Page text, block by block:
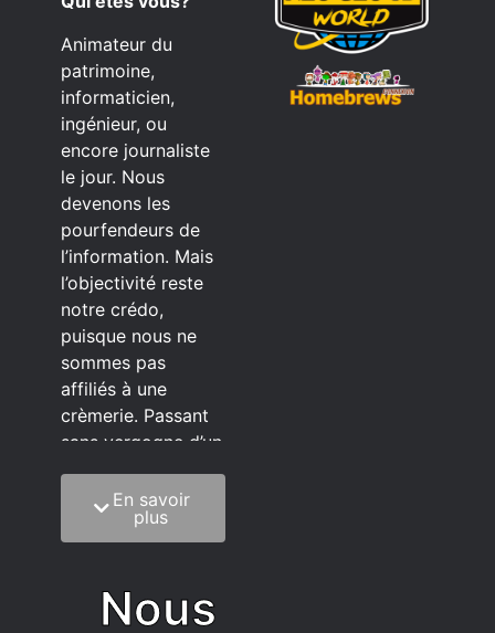
Animateur du
patrimoine,
informaticien,
ingénieur, ou
encore journaliste
le jour. Nous
devenons les
pourfendeurs de
l’information. Mais
l’objectivité reste
notre crédo,
puisque nous ne
sommes pas
affiliés à une
crèmerie. Passant
sans vergogne d’un
C’est quoi notre
méthode?
sagesse de la
En savoir
plus
Nous